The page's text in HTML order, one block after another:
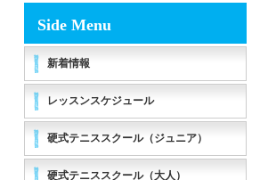
Side Menu
新着情報
レッスンスケジュール
硬式テニススクール（ジュニア）
硬式テニススクール（大人）